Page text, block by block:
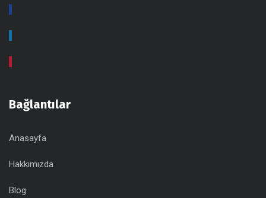
Bağlantılar
Anasayfa
Hakkımızda
Blog